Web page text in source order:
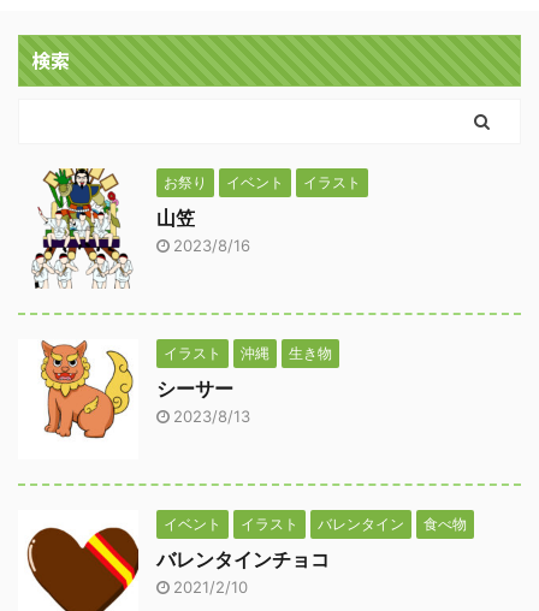
検索
お祭り イベント イラスト
山笠
2023/8/16
イラスト 沖縄 生き物
シーサー
2023/8/13
イベント イラスト バレンタイン 食べ物
バレンタインチョコ
2021/2/10